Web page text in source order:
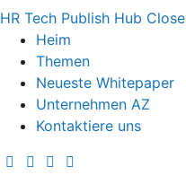
HR Tech Publish Hub Close
Heim
Themen
Neueste Whitepaper
Unternehmen AZ
Kontaktiere uns